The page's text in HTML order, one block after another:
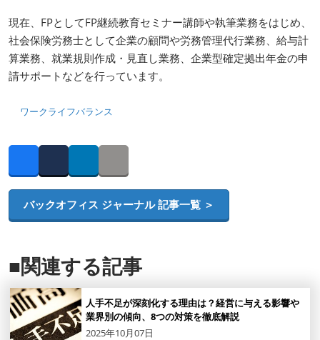
現在、FPとしてFP継続教育セミナー講師や執筆業務をはじめ、
社会保険労務士として企業の顧問や労務管理代行業務、給与計
算業務、就業規則作成・見直し業務、企業型確定拠出年金の申
請サポートなどを行っています。
ワークライフバランス
バックオフィス ジャーナル 記事一覧 ＞
■関連する記事
人手不足が深刻化する理由は？経営に与える影響や
業界別の傾向、8つの対策を徹底解説
2025年10月07日